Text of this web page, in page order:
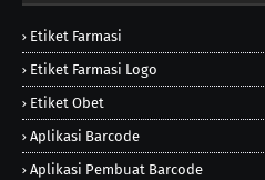
Etiket Farmasi
Etiket Farmasi Logo
Etiket Obet
Aplikasi Barcode
Aplikasi Pembuat Barcode